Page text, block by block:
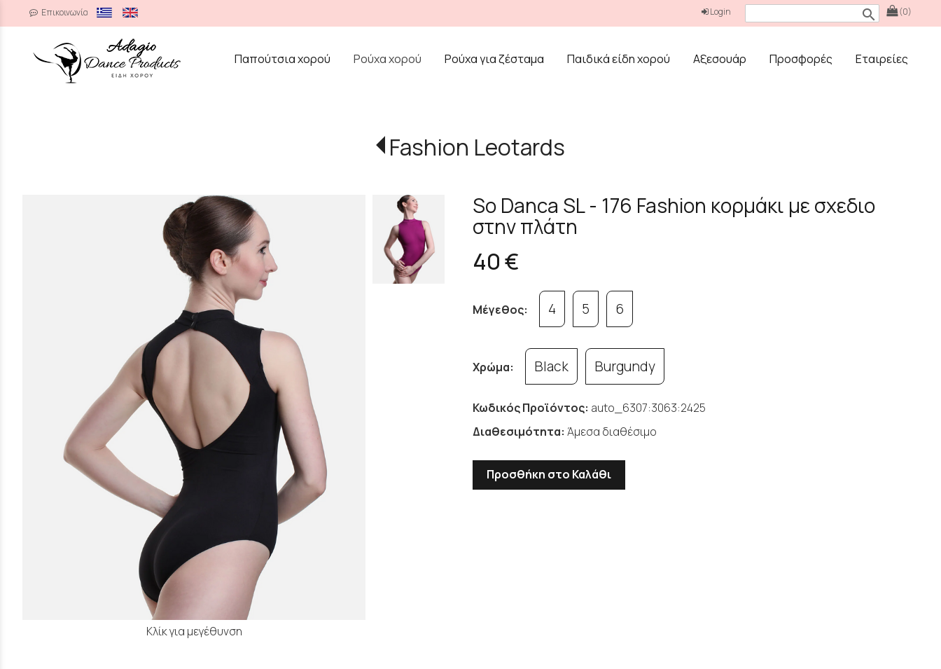
Επικοινωνία (0)
search
Login
Παπούτσια χορού
Ρούχα χορού Ρούχα για ζέσταμα Παιδικά είδη χορού Αξεσουάρ Προσφορές Εταιρείες
Fashion Leotards
Κλίκ για μεγέθυνση
So Danca SL - 176 Fashion κορμάκι με σχεδιο
στην πλάτη
40 €
Μέγεθος: 4 5 6
Χρώμα: Black Burgundy
Κωδικός Προϊόντος: auto_6307:3063:2425
Διαθεσιμότητα: Άμεσα διαθέσιμο
Προσθήκη στο Καλάθι